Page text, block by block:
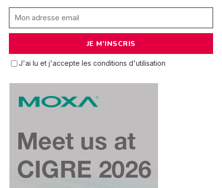
J'ai lu et j'accepte les conditions d'utilisation